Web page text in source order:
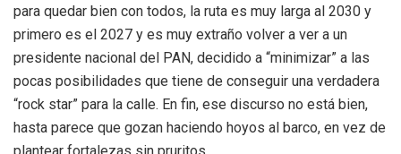
para quedar bien con todos, la ruta es muy larga al 2030 y
primero es el 2027 y es muy extraño volver a ver a un
presidente nacional del PAN, decidido a “minimizar” a las
pocas posibilidades que tiene de conseguir una verdadera
“rock star” para la calle. En fin, ese discurso no está bien,
hasta parece que gozan haciendo hoyos al barco, en vez de